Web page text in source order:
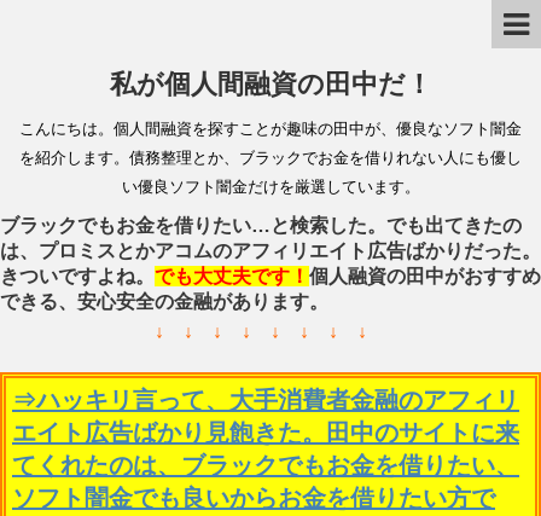
私が個人間融資の田中だ！
こんにちは。個人間融資を探すことが趣味の田中が、優良なソフト闇金
を紹介します。債務整理とか、ブラックでお金を借りれない人にも優し
い優良ソフト闇金だけを厳選しています。
ブラックでもお金を借りたい…と検索した。でも出てきたの
は、プロミスとかアコムのアフィリエイト広告ばかりだった。
きついですよね。 でも大丈夫です！ 個人融資の田中がおすすめ
できる、安心安全の金融があります。
↓ ↓ ↓ ↓ ↓ ↓ ↓ ↓
⇒ハッキリ言って、大手消費者金融のアフィリ
エイト広告ばかり見飽きた。田中のサイトに来
てくれたのは、ブラックでもお金を借りたい、
ソフト闇金でも良いからお金を借りたい方で